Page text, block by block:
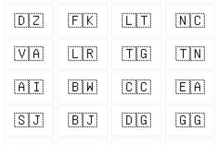
🇩🇿 🇫🇰 🇱🇹 🇳🇨
🇻🇦 🇱🇷 🇹🇬 🇹🇳
🇦🇮 🇧🇼 🇨🇨 🇪🇦
🇸🇯 🇧🇯 🇩🇬 🇬🇬